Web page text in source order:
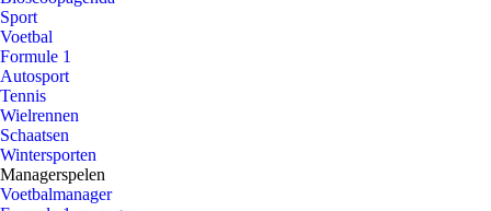
Sport
Voetbal
Formule 1
Autosport
Tennis
Wielrennen
Schaatsen
Wintersporten
Managerspelen
Voetbalmanager